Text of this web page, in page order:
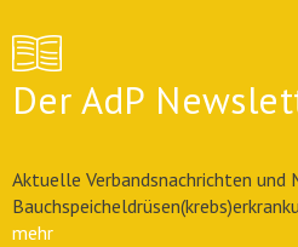
Der AdP
Aktuelle Verbandsnachrichten und
mehr